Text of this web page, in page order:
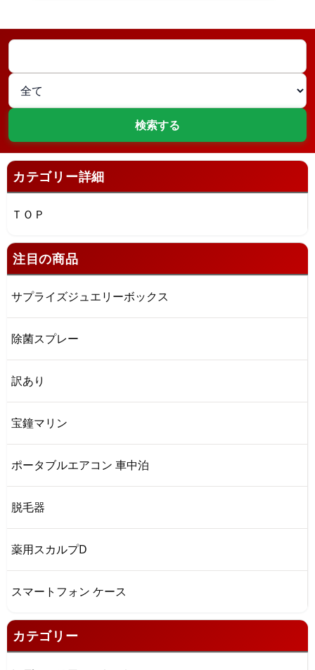
カテゴリー詳細
ＴＯＰ
注目の商品
サプライズジュエリーボックス
除菌スプレー
訳あり
宝鐘マリン
ポータブルエアコン 車中泊
脱毛器
薬用スカルプD
スマートフォン ケース
カテゴリー